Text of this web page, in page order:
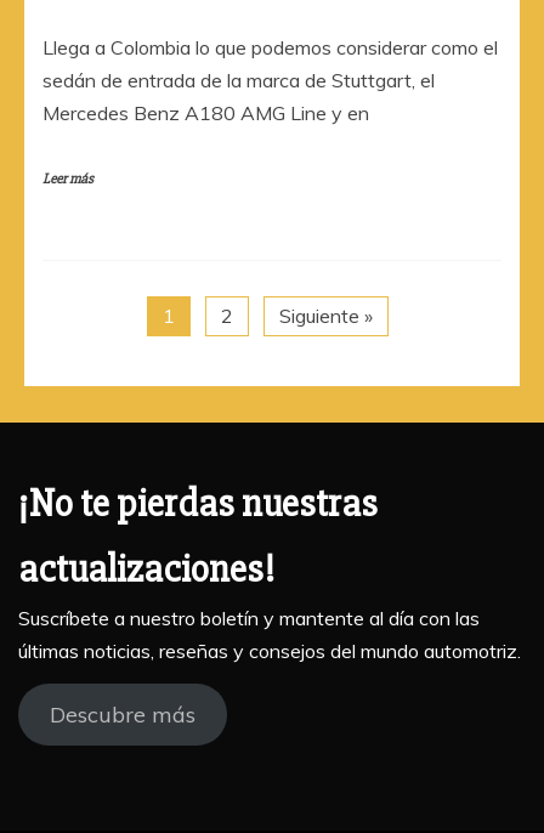
Llega a Colombia lo que podemos considerar como el
sedán de entrada de la marca de Stuttgart, el
Mercedes Benz A180 AMG Line y en
Leer más
1 2 Siguiente »
¡No te pierdas nuestras
actualizaciones!
Suscríbete a nuestro boletín y mantente al día con las
últimas noticias, reseñas y consejos del mundo automotriz.
Descubre más